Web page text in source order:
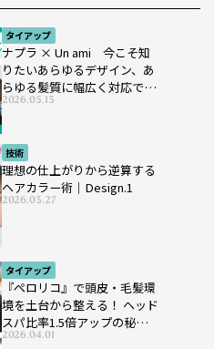
タイアップ
ナプラ × Un ami 今こそ知
りたいあらゆるデザイン、あ
らゆる髪質に幅広く対応でき
るパーマ薬剤 ナプラ『ut-
et』
2026.05.13
技術
理想の仕上がりから逆算する
ヘアカラー術｜Design.1
2026.03.27
タイアップ
『ペロリコ』で頭皮・毛髪環
境を土台から整える！ ヘッド
スパ比率1.5倍アップの秘策を
大公開
2026.04.01